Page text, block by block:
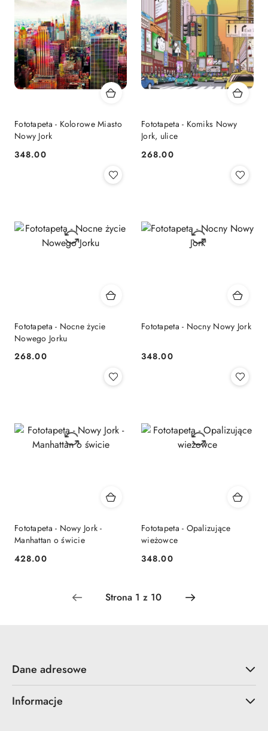
Fototapeta - Kolorowe Miasto
Nowy Jork
Cena:
348.00
Fototapeta - Komiks Nowy
Jork, ulice
Cena:
268.00
Fototapeta - Nocne życie
Nowego Jorku
Cena:
268.00
Fototapeta - Nocny Nowy Jork
Cena:
348.00
Fototapeta - Nowy Jork -
Manhattan o świcie
Cena:
428.00
Fototapeta - Opalizujące
wieżowce
Cena:
348.00
Dane adresowe
Informacje